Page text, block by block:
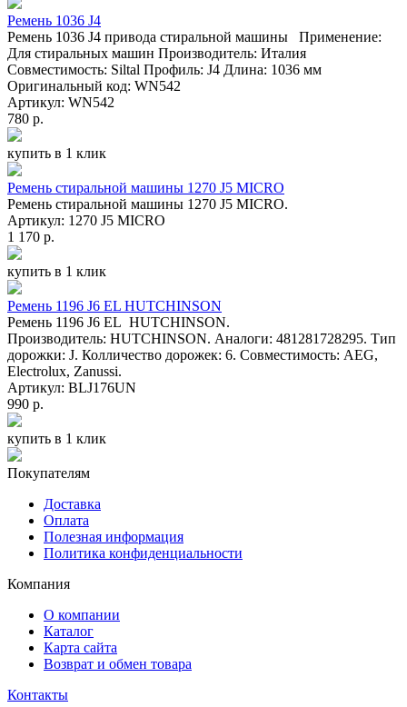
Ремень 1036 J4
Ремень 1036 J4 привода стиральной машины Применение:
Для стиральных машин Производитель: Италия
Совместимость: Siltal Профиль: J4 Длина: 1036 мм
Оригинальный код: WN542
Артикул: WN542
780 р.
купить в 1 клик
Ремень стиральной машины 1270 J5 MICRO
Ремень стиральной машины 1270 J5 MICRO.
Артикул: 1270 J5 MICRO
1 170 р.
купить в 1 клик
Ремень 1196 J6 EL HUTCHINSON
Ремень 1196 J6 EL HUTCHINSON.
Производитель: HUTCHINSON. Аналоги: 481281728295. Тип
дорожки: J. Колличество дорожек: 6. Совместимость: AEG,
Electrolux, Zanussi.
Артикул: BLJ176UN
990 р.
купить в 1 клик
Покупателям
Доставка
Оплата
Полезная информация
Политика конфиденциальности
Компания
О компании
Каталог
Карта сайта
Возврат и обмен товара
Контакты